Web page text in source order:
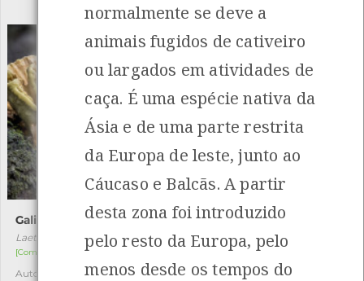
Galinha-do-bosque
Laetiporus sulphureus
[Comum]
Autóctone 3
Cimbalária
Cymbalaria muralis
[Comum]
Exótica
normalmente se deve a
animais fugidos de cativeiro
ou largados em atividades de
caça. É uma espécie nativa da
Ásia e de uma parte restrita
da Europa de leste, junto ao
Cáucaso e Balcãs. A partir
desta zona foi introduzido
pelo resto da Europa, pelo
menos desde os tempos do